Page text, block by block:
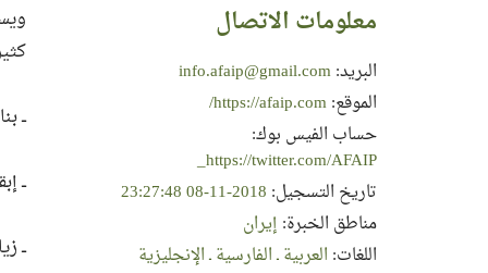
معلومات الاتصال
البريد:info.afaip@gmail.com
الموقع:https://afaip.com/
حساب الفيس بوك:
https://twitter.com/AFAIP_
تاريخ التسجيل: 2018-11-08 23:27:48
مناطق الخبرة: إيران
اللغات: العربية ـ الفارسية ـ الإنجليزية
ــ
ــ
ــ